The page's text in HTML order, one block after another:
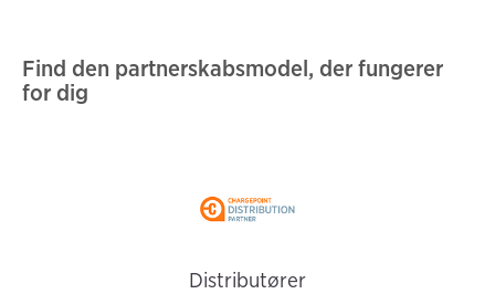
Find den partnerskabsmodel, der fungerer
for dig
Distributører